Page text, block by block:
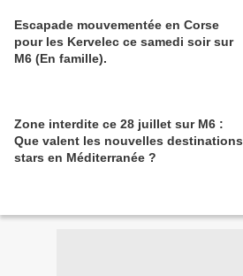
Escapade mouvementée en Corse
pour les Kervelec ce samedi soir sur
M6 (En famille).
Zone interdite ce 28 juillet sur M6 :
Que valent les nouvelles destinations
stars en Méditerranée ?